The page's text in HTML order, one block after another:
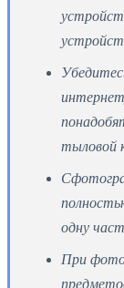
тыловой
одну
При